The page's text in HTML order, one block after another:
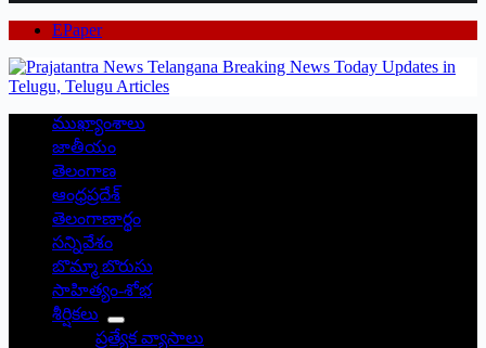
EPaper
ముఖ్యాంశాలు
జాతీయం
తెలంగాణ
ఆంధ్రప్రదేశ్
తెలంగాణార్థం
సన్నివేశం
బొమ్మా బొరుసు
సాహిత్యం-శోభ
శీర్షికలు
ప్రత్యేక వ్యాసాలు